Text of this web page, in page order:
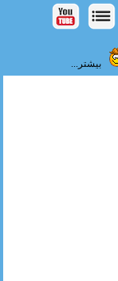
بیشتر...